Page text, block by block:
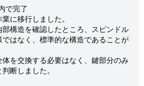
で完了
に移行しました。
部構造を確認したところ、スピンドル
はなく、標準的な構造であることが
を交換する必要はなく、鍵部分のみ
断しました。